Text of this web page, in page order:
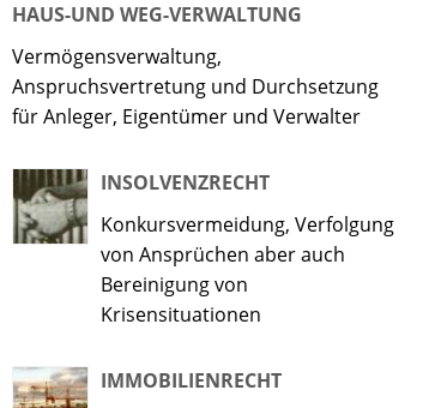
HAUS-UND WEG-VERWALTUNG
Vermögensverwaltung,
Anspruchsvertretung und Durchsetzung
für Anleger, Eigentümer und Verwalter
INSOLVENZRECHT
Konkursvermeidung, Verfolgung
von Ansprüchen aber auch
Bereinigung von
Krisensituationen
IMMOBILIENRECHT